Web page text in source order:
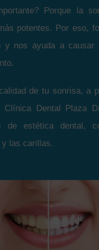
Porque la
potentes. Por eso,
y nos ayuda a causar
de tu sonrisa, a
Clínica Dental Plaza
de estética dental,
y las carillas.